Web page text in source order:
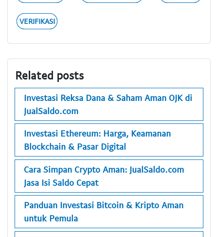
VERIFIKASI
Related posts
Investasi Reksa Dana & Saham Aman OJK di
JualSaldo.com
Investasi Ethereum: Harga, Keamanan
Blockchain & Pasar Digital
Cara Simpan Crypto Aman: JualSaldo.com
Jasa Isi Saldo Cepat
Panduan Investasi Bitcoin & Kripto Aman
untuk Pemula